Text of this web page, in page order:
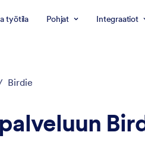
työtila Pohjat Integraatiot
Birdie